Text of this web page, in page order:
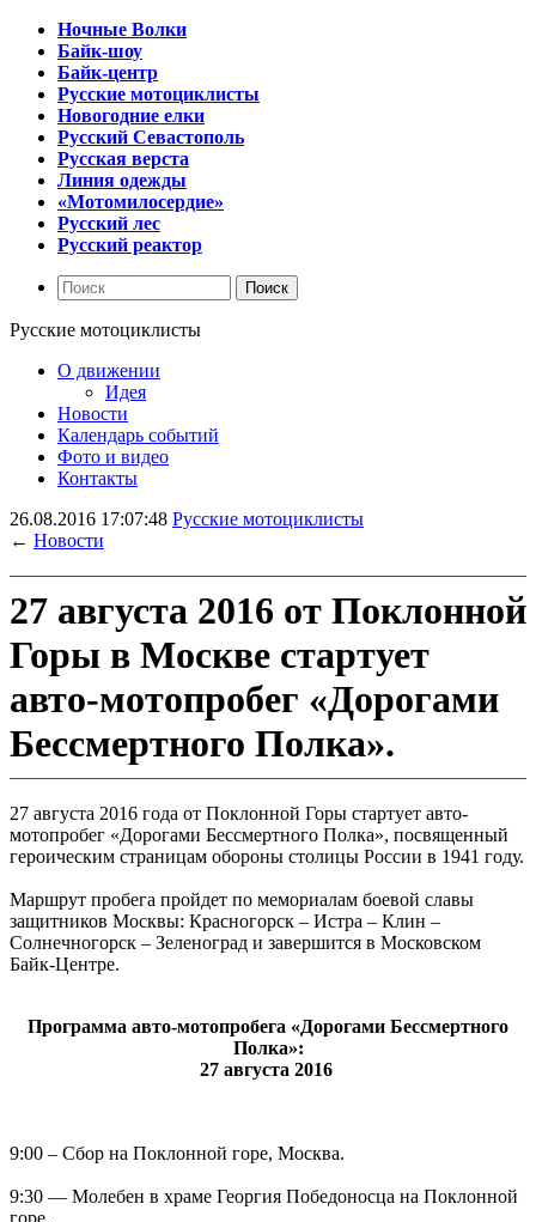
Ночные Волки
Байк-шоу
Байк-центр
Русские мотоциклисты
Новогодние елки
Русский Севастополь
Русская верста
Линия одежды
«Мотомилосердие»
Русский лес
Русский реактор
Русские мотоциклисты
О движении
Идея
Новости
Календарь событий
Фото и видео
Контакты
26.08.2016 17:07:48 Русские мотоциклисты
← Новости
27 августа 2016 от Поклонной
Горы в Москве стартует
авто-мотопробег «Дорогами
Бессмертного Полка».
27 августа 2016 года от Поклонной Горы стартует авто-
мотопробег «Дорогами Бессмертного Полка», посвященный
героическим страницам обороны столицы России в 1941 году.
Маршрут пробега пройдет по мемориалам боевой славы
защитников Москвы: Красногорск – Истра – Клин –
Солнечногорск – Зеленоград и завершится в Московском
Байк-Центре.
Программа авто-мотопробега «Дорогами Бессмертного
Полка»:
27 августа 2016
9:00 – Сбор на Поклонной горе, Москва.
9:30 — Молебен в храме Георгия Победоносца на Поклонной
горе.